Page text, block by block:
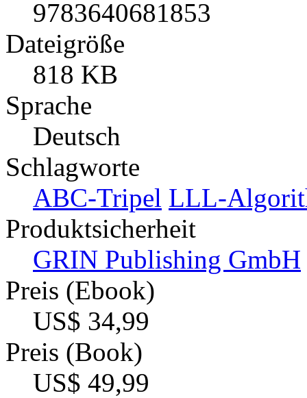
9783640681853
Dateigröße
818 KB
Sprache
Deutsch
Schlagworte
ABC-Tripel LLL-
Produktsicherheit
GRIN Publishing GmbH
Preis (Ebook)
US$ 34,99
Preis (Book)
US$ 49,99